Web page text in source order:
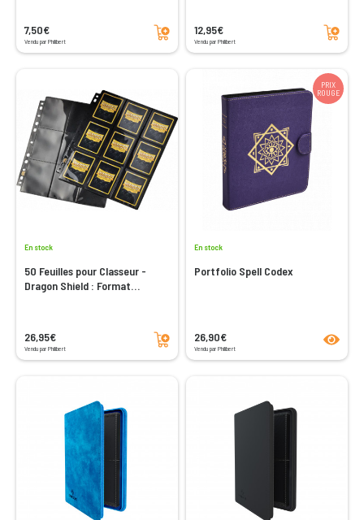
7,50€
Vendu par Philibert
Ajouter au panier 12,95€
Vendu par Philibert
Ajouter au panier
En stock
50 Feuilles pour Classeur -
Dragon Shield : Format
26,95€
Vendu par Philibert
Ajouter au panier
PRIX
ROUGE
En stock
Portfolio Spell Codex
26,90€
Vendu par Philibert